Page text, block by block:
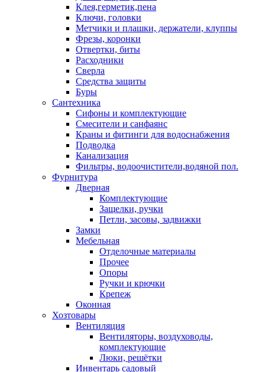
Клея,герметик,пена
Ключи, головки
Метчики и плашки, держатели, клуппы
Фрезы, коронки
Отвертки, биты
Расходники
Сверла
Средства защиты
Буры
Сантехника
Сифоны и комплектующие
Смесители и санфаянс
Краны и фитинги для водоснабжения
Подводка
Канализация
Фильтры, водоочистители,водяной пол.
Фурнитура
Дверная
Комплектующие
Защелки, ручки
Петли, засовы, задвижки
Замки
Мебельная
Отделочные материалы
Прочее
Опоры
Ручки и крючки
Крепеж
Оконная
Хозтовары
Вентиляция
Вентиляторы, воздуховоды,
комплектующие
Люки, решётки
Инвентарь садовый